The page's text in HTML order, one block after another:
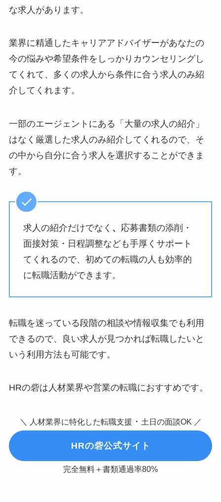
な求人があります。
業界に精通したキャリアアドバイザーがあなたの
今の悩みや希望条件をしっかりカウンセリングし
てくれて、多くの求人から条件に合う求人のみ紹
介してくれます。
一部のエージェントにある「大量の求人の紹介」
はなく厳選した求人のみ紹介してくれるので、そ
の中から自分に合う求人を選択することができま
す。
求人の紹介だけでなく 、 応募書類の添削・
面接対策・日程調整なども手厚くサポート
てくれるので、初めての転職の人も効率的
に転職活動ができます。
転職を迷っている段階の相談や情報収集でも利用
できるので、良い求人が見つかれば転職したいと
いう利用方法も可能です。
HRの砦は人材業界や営業の転職におすすめです。
＼ 人材業界に特化した転職支援 ・ 土日の面談OK ／
HRの砦公式サイト
完全無料＋書類通過率80%